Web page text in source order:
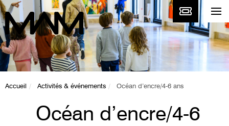
Accueil Activités & événements Océan d’encre/4-6 ans
Océan d’encre/4-6